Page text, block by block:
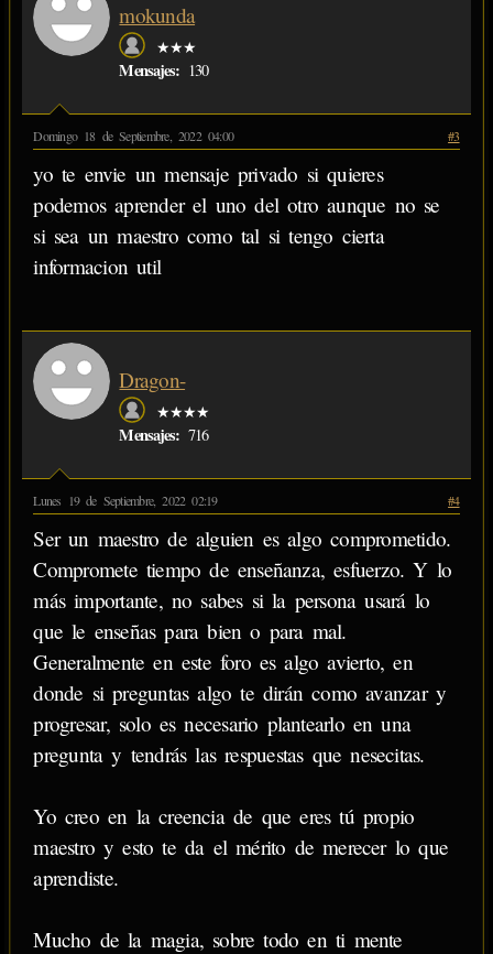
mokunda
★★★
Mensajes: 130
Domingo 18 de Septiembre, 2022 04:00 #3
yo te envie un mensaje privado si quieres
podemos aprender el uno del otro aunque no se
si sea un maestro como tal si tengo cierta
informacion util
Dragon-
★★★★
Mensajes: 716
Lunes 19 de Septiembre, 2022 02:19 #4
Ser un maestro de alguien es algo comprometido.
Compromete tiempo de enseñanza, esfuerzo. Y lo
más importante, no sabes si la persona usará lo
que le enseñas para bien o para mal.
Generalmente en este foro es algo avierto, en
donde si preguntas algo te dirán como avanzar y
progresar, solo es necesario plantearlo en una
pregunta y tendrás las respuestas que nesecitas.
Yo creo en la creencia de que eres tú propio
maestro y esto te da el mérito de merecer lo que
aprendiste.
Mucho de la magia, sobre todo en ti mente